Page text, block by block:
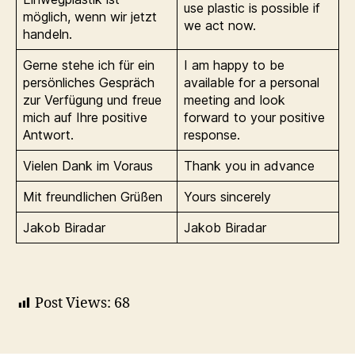
möglich, wenn wir jetzt
handeln.
use plastic is possible if
we act now.
Gerne stehe ich für ein
persönliches Gespräch
zur Verfügung und freue
mich auf Ihre positive
Antwort.
I am happy to be
available for a personal
meeting and look
forward to your positive
response.
Vielen Dank im Voraus
Thank you in advance
Mit freundlichen Grüßen
Yours sincerely
Jakob Biradar
Jakob Biradar
Post Views: 68